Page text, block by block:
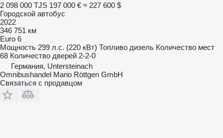
2 098 000 TJS 197 000 € ≈ 227 600 $
Городской автобус
2022
346 751 км
Euro 6
Мощность 299 л.с. (220 кВт) Топливо дизель Количество мест
68 Количество дверей 2-2-0
Германия, Untersteinach
Omnibushandel Mario Röttgen GmbH
Связаться с продавцом